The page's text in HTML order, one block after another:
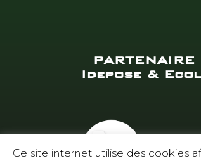
PARTENAIRE
Idepose &
Ce site internet utilise des cookies